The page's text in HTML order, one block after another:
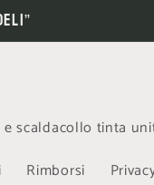
e scaldacollo tinta
Rimborsi